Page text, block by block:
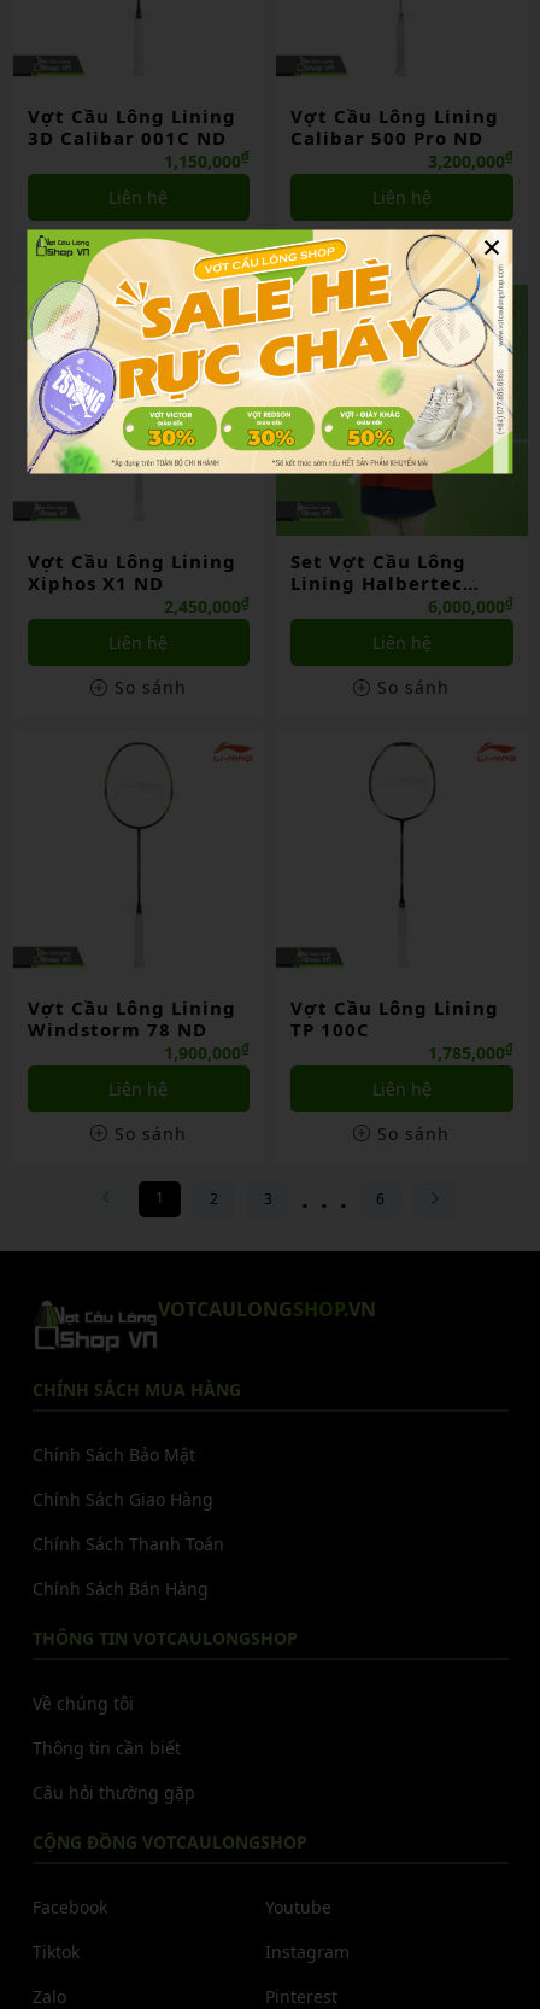
Vợt Cầu Lông Lining
3D Calibar 001C ND
1,150,000₫
Liên hệ
So sánh
Vợt Cầu Lông Lining
Calibar 500 Pro ND
3,200,000₫
Liên hệ
So sánh
Vợt Cầu Lông Lining
Xiphos X1 ND
2,450,000₫
Liên hệ
So sánh
Set Vợt Cầu Lông
Lining Halbertec
6,000,000₫
Liên hệ
So sánh
Vợt Cầu Lông Lining
Windstorm 78 ND
1,900,000₫
Liên hệ
So sánh
Vợt Cầu Lông Lining
TP 100C
1,785,000₫
Liên hệ
So sánh
1 2 3 ... 6
VOTCAULONGSHOP.VN
CHÍNH SÁCH MUA HÀNG
Chính Sách Bảo Mật
Chính Sách Giao Hàng
Chính Sách Thanh Toán
Chính Sách Bán Hàng
THÔNG TIN VOTCAULONGSHOP
Về chúng tôi
Thông tin cần biết
Câu hỏi thường gặp
CỘNG ĐỒNG VOTCAULONGSHOP
Facebook
Tiktok
Zalo
Youtube
Instagram
Pinterest
×